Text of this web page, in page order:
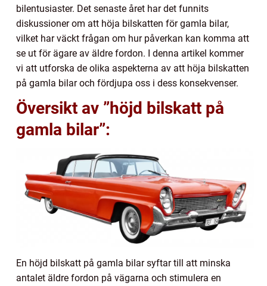
bilentusiaster. Det senaste året har det funnits
diskussioner om att höja bilskatten för gamla bilar,
vilket har väckt frågan om hur påverkan kan komma att
se ut för ägare av äldre fordon. I denna artikel kommer
vi att utforska de olika aspekterna av att höja bilskatten
på gamla bilar och fördjupa oss i dess konsekvenser.
Översikt av ”höjd bilskatt på
gamla bilar”:
En höjd bilskatt på gamla bilar syftar till att minska
antalet äldre fordon på vägarna och stimulera en